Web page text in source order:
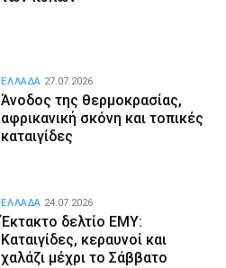
Άνοδος της θερμοκρασίας,
αφρικανική σκόνη και τοπικές
καταιγίδες
ΕΛΛΑΔΑ 27.07.2026
Έκτακτο δελτίο ΕΜΥ:
Καταιγίδες, κεραυνοί και
χαλάζι μέχρι το Σάββατο
ΕΛΛΑΔΑ 24.07.2026